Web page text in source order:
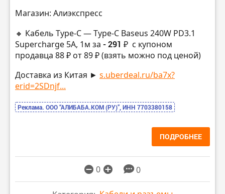
Магазин: Алиэкспресс
🔸 Кабель Type-C — Type-C Baseus 240W PD3.1
Supercharge 5A, 1м за - 291 ₽ с купоном
продавца 88 ₽ от 89 ₽ (взять можно под ценой)
Доставка из Китая ► s.uberdeal.ru/ba7x?
erid=2SDnjf...
Реклама. ООО “АЛИБАБА.КОМ (РУ)”, ИНН 7703380158
ПОДРОБНЕЕ
0 0